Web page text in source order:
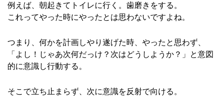
例えば、朝起きてトイレに行く。歯磨きをする。
これってやった時にやったとは思わないですよね。
つまり、何かを計画しやり遂げた時、やったと思わず、
「よし！じゃあ次何だっけ？次はどうしようか？」と意図
的に意識し行動する。
そこで立ち止まらず、次に意識を反射で向ける。